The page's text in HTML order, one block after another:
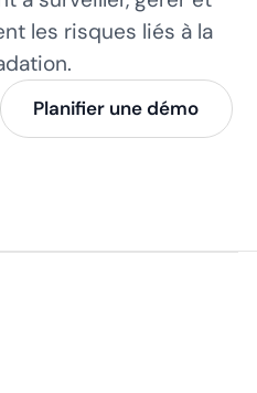
les risques liés à la
Planifier une démo